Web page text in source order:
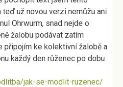
už novou verzi nemůžu ani
Ohrwurm, snad nejde o
žalobu podávat zatím
připojím ke kolektivní žalobě a
každý den růženec po dobu
jak-se-modlit-ruzenec/